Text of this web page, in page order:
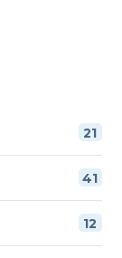
21
41
12